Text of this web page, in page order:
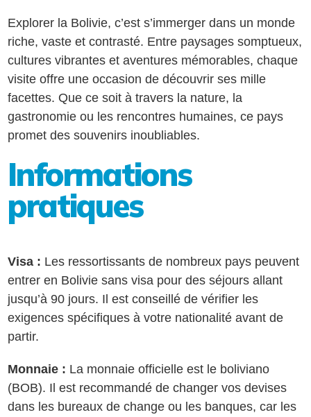
Explorer la Bolivie, c’est s’immerger dans un monde
riche, vaste et contrasté. Entre paysages somptueux,
cultures vibrantes et aventures mémorables, chaque
visite offre une occasion de découvrir ses mille
facettes. Que ce soit à travers la nature, la
gastronomie ou les rencontres humaines, ce pays
promet des souvenirs inoubliables.
Informations
pratiques
Visa : Les ressortissants de nombreux pays peuvent
entrer en Bolivie sans visa pour des séjours allant
jusqu’à 90 jours. Il est conseillé de vérifier les
exigences spécifiques à votre nationalité avant de
partir.
Monnaie : La monnaie officielle est le boliviano
(BOB). Il est recommandé de changer vos devises
dans les bureaux de change ou les banques, car les